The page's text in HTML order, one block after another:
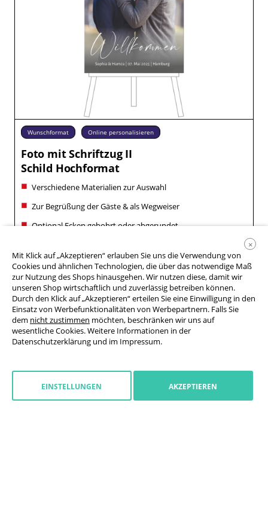
Wunschformat Online personalisieren
Foto mit Schriftzug II
Schild Hochformat
Verschiedene Materialien zur Auswahl
Zur Begrüßung der Gäste & als Wegweiser
Optional Ecken gebohrt oder abgerundet
×
Mit Klick auf „Akzeptieren“ erlauben Sie uns die Verwendung von
Cookies und ähnlichen Technologien, die über das notwendige Maß
zur Nutzung des Shops hinausgehen. Wir nutzen diese, damit wir
unseren Shop wirtschaftlich und zuverlässig betreiben können.
Durch den Klick auf „Akzeptieren“ erteilen Sie eine Einwilligung in den
Einsatz von Werbefunktionalitäten von Werbepartnern. Falls Sie
dem nicht zustimmen möchten, beschränken wir uns auf
wesentliche Cookies. Weitere Informationen in der
Datenschutzerklärung und im Impressum.
EINSTELLUNGEN AKZEPTIEREN